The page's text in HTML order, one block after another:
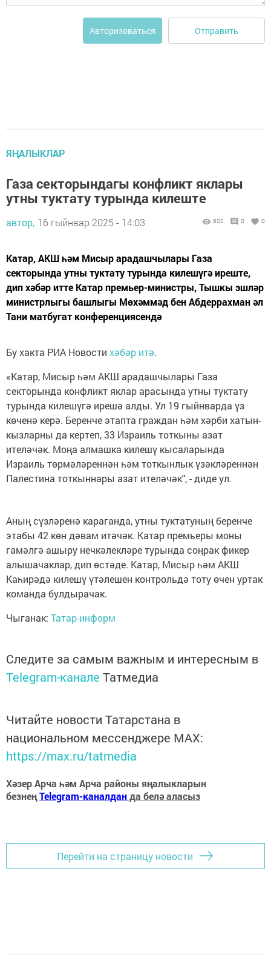
Авторизоваться Отправить
ЯҢАЛЫКЛАР
Газа секторындагы конфликт яклары
утны туктату турында килеште
автор, 16 гыйнвар 2025 - 14:03 802 0 0
Катар, АКШ һәм Мисыр арадашчылары Газа
секторында утны туктату турында килешүгә иреште,
дип хәбәр итте Катар премьер-министры, Тышкы эшләр
министрлыгы башлыгы Мөхәммәд бен Абдеррахман әл
Тани матбугат конференциясендә
Бу хакта РИА Новости хәбәр итә.
«Катар, Мисыр һәм АКШ арадашчылары Газа
секторында конфликт яклар арасында утны туктату
турында килешүгә ирешә алды. Ул 19 гыйнварда үз
көченә керә. Беренче этапта граждан һәм хәрби хатын-
кызларны да кертеп, 33 Израиль тоткыны азат
ителәчәк. Моңа алмашка килешү кысаларында
Израиль төрмәләреннән һәм тоткынлык үзәкләреннән
Палестина тоткыннары азат ителәчәк", - диде ул.
Аның сүзләренә караганда, утны туктатуның беренче
этабы 42 көн дәвам итәчәк. Катар премьеры моны
гамәлгә ашыру нечкәлекләре турында соңрак фикер
алышачаклар, дип өстәде. Катар, Мисыр һәм АКШ
Каһирәдә килешү үтәлешен контрольдә тоту өчен уртак
команда булдырачак.
Чыганак: Татар-информ
Следите за самым важным и интересным в
Telegram-канале Татмедиа
Читайте новости Татарстана в
национальном мессенджере MАХ:
https://max.ru/tatmedia
Хәзер Арча һәм Арча районы яңалыкларын
безнеңTelegram-каналданда белә аласыз
Перейти на страницу новости